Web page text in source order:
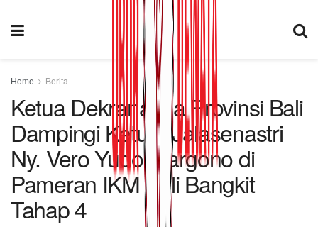
Home Berita
Ketua Dekranasda Provinsi Bali
Dampingi Ketum Jalasenastri
Ny. Vero Yudo Margono di
Pameran IKM Bali Bangkit
Tahap 4